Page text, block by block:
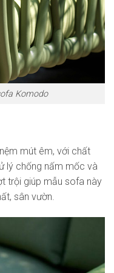
Komodo
mút êm, với chất
lý chống nấm mốc và
trội giúp mẫu sofa này
sân vườn.